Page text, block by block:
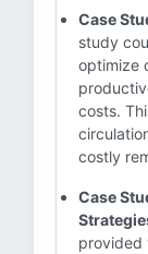
Case
study
optimize
costs.
costly
Case
provided